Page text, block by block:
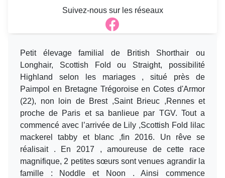
Suivez-nous sur les réseaux
Petit élevage familial de British Shorthair ou
Longhair, Scottish Fold ou Straight, possibilité
Highland selon les mariages , situé près de
Paimpol en Bretagne Trégoroise en Cotes d'Armor
(22), non loin de Brest ,Saint Brieuc ,Rennes et
proche de Paris et sa banlieue par TGV. Tout a
commencé avec l’arrivée de Lily ,Scottish Fold lilac
mackerel tabby et blanc ,fin 2016. Un rêve se
réalisait . En 2017 , amoureuse de cette race
magnifique, 2 petites sœurs sont venues agrandir la
famille : Noddle et Noon . Ainsi commence